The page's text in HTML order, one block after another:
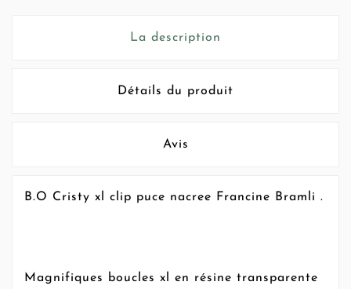
La description
Détails du produit
Avis
B.O Cristy xl clip puce nacree Francine Bramli .
Magnifiques boucles xl en résine transparente